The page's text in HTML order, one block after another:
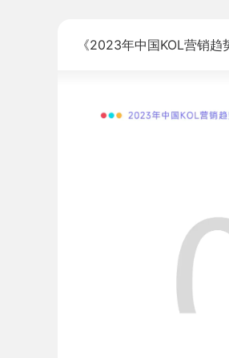
《2023年中国KOL营销趋